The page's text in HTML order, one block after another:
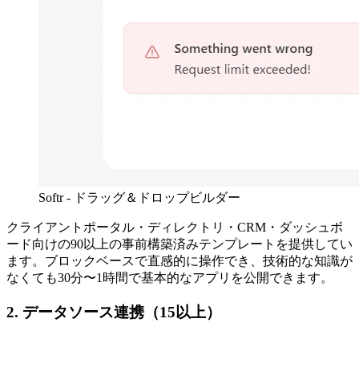
Softr - ドラッグ＆ドロップビルダー
クライアントポータル・ディレクトリ・CRM・ダッシュボ
ード向けの90以上の事前構築済みテンプレートを提供してい
ます。ブロックベースで直感的に操作でき、技術的な知識が
なくても30分〜1時間で基本的なアプリを公開できます。
2. データソース連携（15以上）